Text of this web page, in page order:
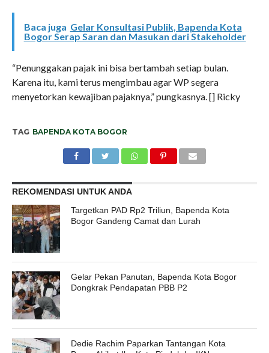
Baca juga Gelar Konsultasi Publik, Bapenda Kota
Bogor Serap Saran dan Masukan dari Stakeholder
“Penunggakan pajak ini bisa bertambah setiap bulan.
Karena itu, kami terus mengimbau agar WP segera
menyetorkan kewajiban pajaknya,” pungkasnya. [] Ricky
TAG BAPENDA KOTA BOGOR
REKOMENDASI UNTUK ANDA
Targetkan PAD Rp2 Triliun, Bapenda Kota
Bogor Gandeng Camat dan Lurah
Gelar Pekan Panutan, Bapenda Kota Bogor
Dongkrak Pendapatan PBB P2
Dedie Rachim Paparkan Tantangan Kota